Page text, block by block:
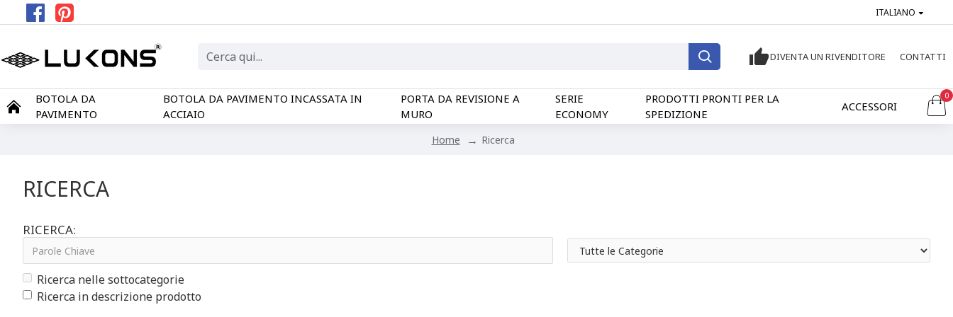
ITALIANO
DIVENTA UN RIVENDITORE CONTATTI
BOTOLA DA
PAVIMENTO
BOTOLA DA PAVIMENTO INCASSATA IN
ACCIAIO
PORTA DA REVISIONE A
MURO
SERIE
ECONOMY
PRODOTTI PRONTI PER LA
SPEDIZIONE
ACCESSORI
0
Home Ricerca
RICERCA
RICERCA:
Ricerca nelle sottocategorie
Ricerca in descrizione prodotto